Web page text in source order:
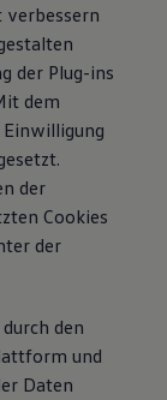
verbessern
der Plug-ins
dem
der
Cookies
der
den
und
Daten